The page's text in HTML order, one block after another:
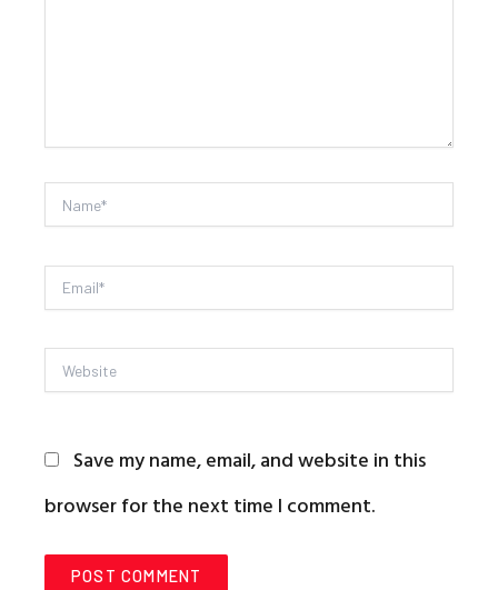
Name*
Email*
Website
Save my name, email, and website in this
browser for the next time I comment.